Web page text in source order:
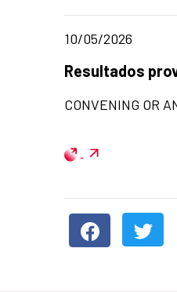
Date of
10/05/2026
Title of the
Resultados
CONVENING OR